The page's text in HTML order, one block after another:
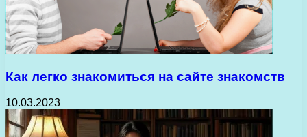
Как легко знакомиться на сайте знакомств
10.03.2023